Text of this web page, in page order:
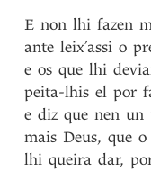
E non lhi fazen
ante leix’assi o
e os que lhi
peita-lhis el por
e diz que nen un
mais Deus, que o
lhi queira dar,